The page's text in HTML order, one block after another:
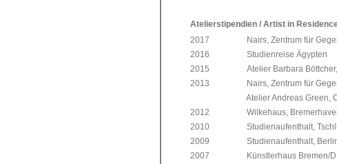
Atelierstipendien / Artist in
2017 Nairs, Zentrum für
2016 Studienreise Ägypten
2015 Atelier Barbara Böttcher,
2013 Nairs, Zentrum für
Atelier Andreas Green,
2012 Wilkehaus,
2010 Studienaufenthalt,
2009 Studienaufenthalt,
2007 Künstlerhaus Bremen/D